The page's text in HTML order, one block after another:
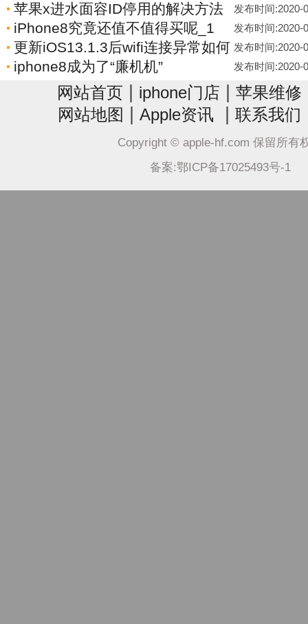
苹果x进水面容ID停用的解决方法 发布时间:2020-
iPhone8究竟还值不值得买呢_1 发布时间:2020-
更新iOS13.1.3后wifi连接异常如何 发布时间:2020-
iphone8成为了“廉机机” 发布时间:2020-
网站首页 iphone门店 苹果维修
网站地图 Apple资讯 联系我们
Copyright © apple-hf.com 保留所有
备案:鄂ICP备17025493号-1